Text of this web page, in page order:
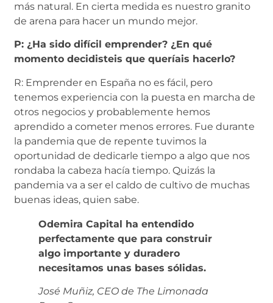
más natural. En cierta medida es nuestro granito
de arena para hacer un mundo mejor.
P: ¿Ha sido difícil emprender? ¿En qué
momento decidisteis que queríais hacerlo?
R: Emprender en España no es fácil, pero
tenemos experiencia con la puesta en marcha de
otros negocios y probablemente hemos
aprendido a cometer menos errores. Fue durante
la pandemia que de repente tuvimos la
oportunidad de dedicarle tiempo a algo que nos
rondaba la cabeza hacía tiempo. Quizás la
pandemia va a ser el caldo de cultivo de muchas
buenas ideas, quien sabe.
Odemira Capital ha entendido
perfectamente que para construir
algo importante y duradero
necesitamos unas bases sólidas.
José Muñiz, CEO de The Limonada